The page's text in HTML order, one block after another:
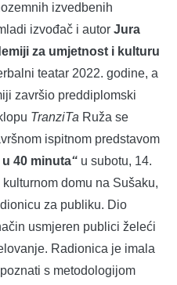
izvedbenih
izvođač i autor Jura
za umjetnost i kulturu
teatar 2022. godine, a
završio preddiplomski
TranziTa Ruža se
ispitnom predstavom
40 minuta“ u subotu, 14.
domu na Sušaku,
za publiku. Dio
usmjeren publici želeći
Radionica je imala
s metodologijom